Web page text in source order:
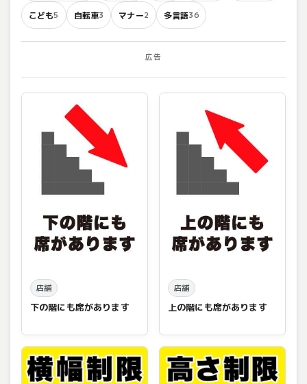
こども5 自転車3 マナー2 多言語36
広告
店舗
下の階にも席があります
店舗
上の階にも席があります